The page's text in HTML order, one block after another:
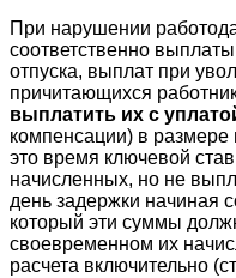
При нарушении
соответственно
отпуска, выплат при
причитающихся
выплатить их с
компенсации) в
это время ключевой
начисленных, но не
день задержки начиная
который эти суммы
своевременном их
расчета включительно